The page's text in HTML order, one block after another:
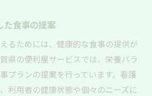
た食事の提案
るためには、健康的な食事の提供が
県の便利屋サービスでは、栄養バラ
プランの提案を行っています。看護
利用者の健康状態や個々のニーズに